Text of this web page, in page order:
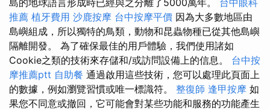
島的地球語言形成時已經與之分離了5000萬年。 台中眼科
推薦 植牙費用 沙鹿按摩 台中按摩平價 因為大多數地區由
島嶼組成，所以獨特的鳥類，動物和昆蟲物種已從其他島嶼
隔離開發。 為了確保最佳的用戶體驗，我們使用諸如
Cookie之類的技術來存儲和/或訪問設備上的信息。 台中按
摩推薦ptt 自助餐 通過啟用這些技術，您可以處理此頁面上
的數據，例如瀏覽習慣或唯一標識符。 整復師 逢甲按摩 如
果您不同意或撤回，它可能會對某些功能和服務的功能產生